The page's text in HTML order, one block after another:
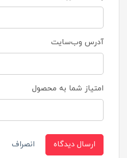
آدرس وب‌سایت
امتیاز شما به محصول
ارسال دیدگاه انصراف